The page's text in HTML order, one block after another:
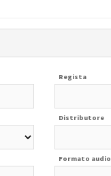
Regista
Distributore
Formato audio